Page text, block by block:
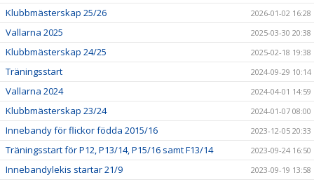
Klubbmästerskap 25/26 2026-01-02 16:28
Vallarna 2025 2025-03-30 20:38
Klubbmästerskap 24/25 2025-02-18 19:38
Träningsstart 2024-09-29 10:14
Vallarna 2024 2024-04-01 14:59
Klubbmästerskap 23/24 2024-01-07 08:00
Innebandy för flickor födda 2015/16 2023-12-05 20:33
Träningsstart för P12, P13/14, P15/16 samt F13/14 2023-09-24 16:50
Innebandylekis startar 21/9 2023-09-19 13:58